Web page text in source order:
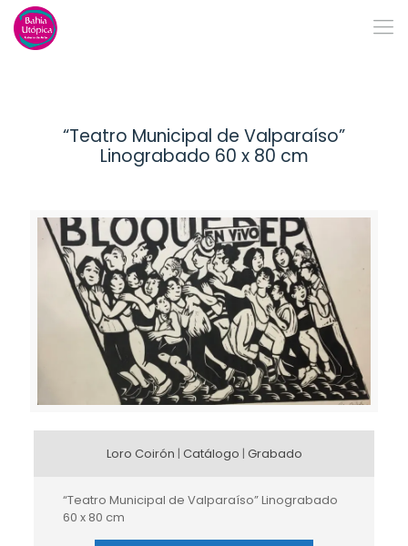
“Teatro Municipal de Valparaíso”
Linograbado 60 x 80 cm
Loro Coirón | Catálogo | Grabado
“Teatro Municipal de Valparaíso” Linograbado
60 x 80 cm